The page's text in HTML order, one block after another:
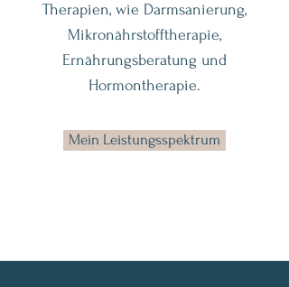
Therapien, wie Darmsanierung,
Mikronährstofftherapie,
Ernährungsberatung und
Hormontherapie.
Mein Leistungsspektrum